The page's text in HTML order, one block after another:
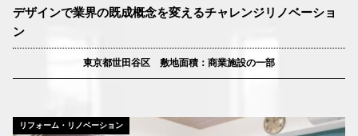
デザインで業界の既成概念を変えるチャレンジリノベーショ
ン
東京都世田谷区 敷地面積：商業施設の一部
リフォーム・リノベーション